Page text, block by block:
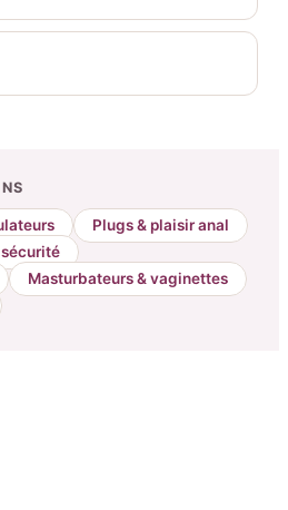
Plugs & plaisir anal
Masturbateurs & vaginettes